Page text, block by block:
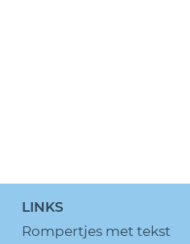
LINKS
Rompertjes met tekst